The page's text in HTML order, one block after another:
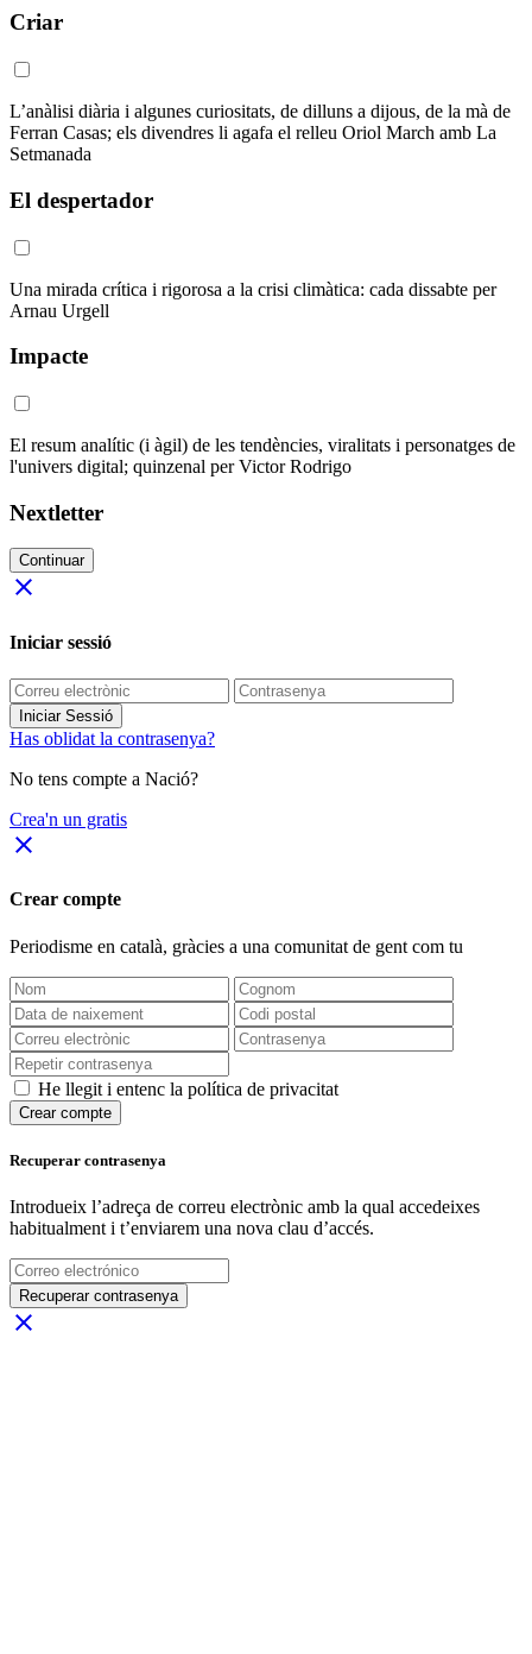
Criar
L’anàlisi diària i algunes curiositats, de dilluns a dijous, de la mà de
Ferran Casas; els divendres li agafa el relleu Oriol March amb La
Setmanada
El despertador
Una mirada crítica i rigorosa a la crisi climàtica: cada dissabte per
Arnau Urgell
Impacte
El resum analític (i àgil) de les tendències, viralitats i personatges de
l'univers digital; quinzenal per Victor Rodrigo
Nextletter
Continuar
close
Iniciar sessió
Iniciar Sessió
Has oblidat la contrasenya?
No tens compte a Nació?
Crea'n un gratis
close
Crear compte
Periodisme en català, gràcies a una comunitat de gent com tu
He llegit i entenc la política de privacitat
Crear compte
Recuperar contrasenya
Introdueix l’adreça de correu electrònic amb la qual accedeixes
habitualment i t’enviarem una nova clau d’accés.
Recuperar contrasenya
close